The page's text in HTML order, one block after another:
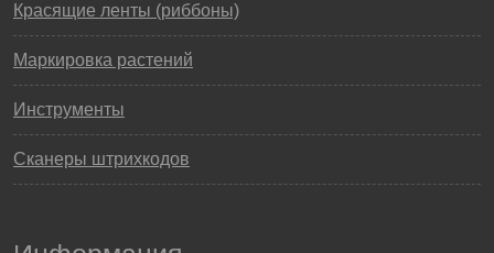
Красящие ленты (риббоны)
Маркировка растений
Инструменты
Сканеры штрихкодов